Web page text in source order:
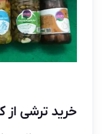
خرید ترشی از